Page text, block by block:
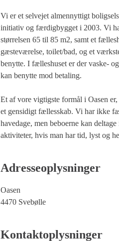
Vi er et selvejet almennyttigt
initiativ og færdigbygget i 2003. Vi
størrelsen 65 til 85 m2, samt et
gæsteværelse, toilet/bad, og et
benytte. I fælleshuset er der vaske-
kan benytte mod betaling.
Et af vore vigtigste formål i Oasen
et gensidigt fællesskab. Vi har ikke
havedage, men beboerne kan
aktiviteter, hvis man har tid, lyst og
Adresseoplysninger
Oasen
4470 Svebølle
Kontaktoplysninger